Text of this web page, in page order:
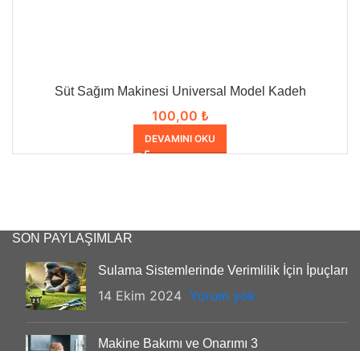
Süt Sağım Makinesi Universal Model Kadeh
100,00 ₺
DEVAMINI OKU
SON PAYLAŞIMLAR
Sulama Sistemlerinde Verimlilik İçin İpuçları
14 Ekim 2024 Yorum yok
Makine Bakımı ve Onarımı 3